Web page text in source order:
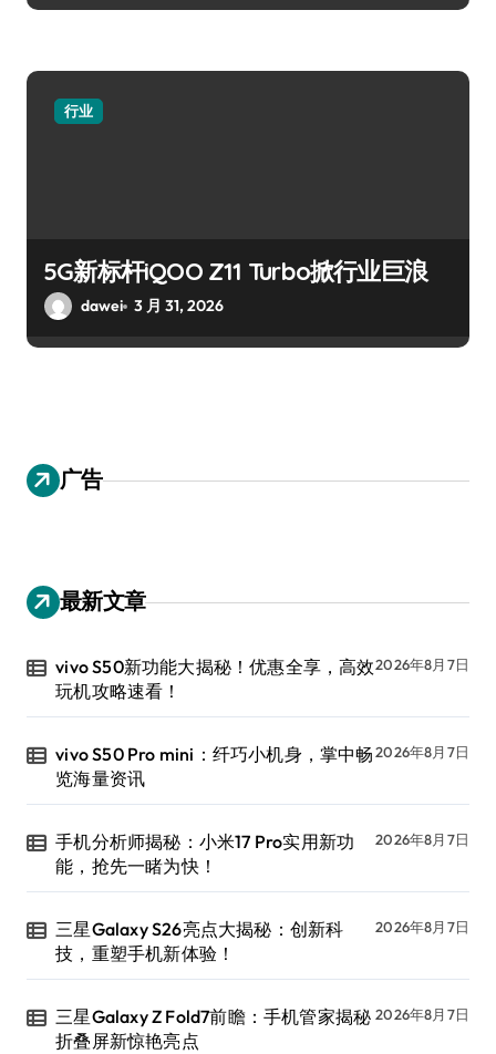
行业
5G新标杆iQOO Z11 Turbo掀行业巨浪
dawei 3 月 31, 2026
广告
最新文章
vivo S50新功能大揭秘！优惠全享，高效
玩机攻略速看！
2026年8月7日
vivo S50 Pro mini：纤巧小机身，掌中畅
览海量资讯
2026年8月7日
手机分析师揭秘：小米17 Pro实用新功
能，抢先一睹为快！
2026年8月7日
三星Galaxy S26亮点大揭秘：创新科
技，重塑手机新体验！
2026年8月7日
三星Galaxy Z Fold7前瞻：手机管家揭秘
折叠屏新惊艳亮点
2026年8月7日